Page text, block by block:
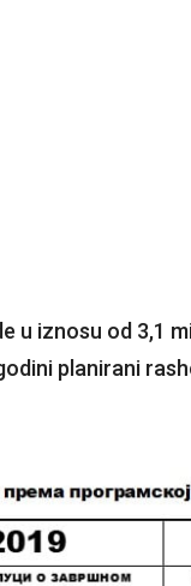
u iznosu od 3,1
planirani